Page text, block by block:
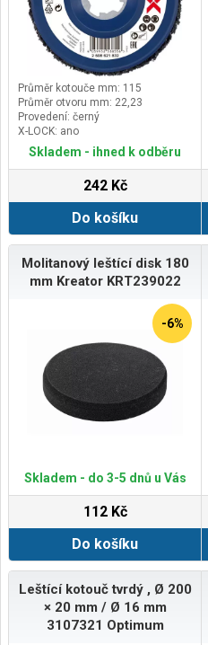
Průměr kotouče mm: 115
Průměr otvoru mm: 22,23
Provedení: černý
X-LOCK: ano
Skladem - ihned k odběru
242 Kč
Do košíku
Molitanový leštící disk 180
mm Kreator KRT239022
-6%
Skladem - do 3-5 dnů u Vás
112 Kč
Do košíku
Leštící kotouč tvrdý , Ø 200
× 20 mm / Ø 16 mm
3107321 Optimum